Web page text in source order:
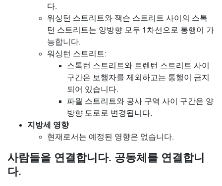
다.
워싱턴 스트리트와 잭슨 스트리트 사이의 스톡
턴 스트리트는 양방향 모두 1차선으로 통행이 가
능합니다.
워싱턴 스트리트:
스톡턴 스트리트와 트렌턴 스트리트 사이
구간은 보행자를 제외하고는 통행이 금지
되어 있습니다.
파월 스트리트와 공사 구역 사이 구간은 양
방향 도로로 변경됩니다.
지방세 영향
현재로서는 예정된 영향은 없습니다.
사람들을 연결합니다. 공동체를 연결합니
다.